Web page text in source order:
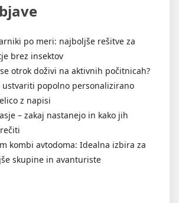
po meri: najboljše rešitve za
brez insektov
otrok doživi na aktivnih počitnicah?
ustvariti popolno personalizirano
z napisi
– zakaj nastanejo in kako jih
kombi avtodoma: Idealna izbira za
skupine in avanturiste